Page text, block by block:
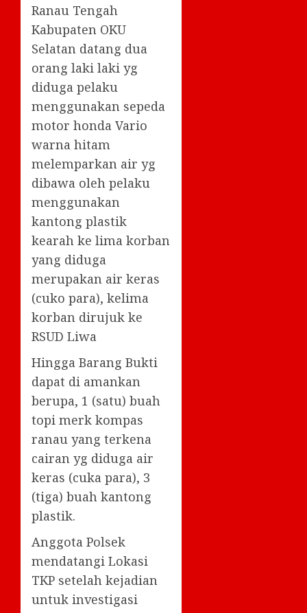
Ranau Tengah
Kabupaten OKU
Selatan datang dua
orang laki laki yg
diduga pelaku
menggunakan sepeda
motor honda Vario
warna hitam
melemparkan air yg
dibawa oleh pelaku
menggunakan
kantong plastik
kearah ke lima korban
yang diduga
merupakan air keras
(cuko para), kelima
korban dirujuk ke
RSUD Liwa
Hingga Barang Bukti
dapat di amankan
berupa, 1 (satu) buah
topi merk kompas
ranau yang terkena
cairan yg diduga air
keras (cuka para), 3
(tiga) buah kantong
plastik.
Anggota Polsek
mendatangi Lokasi
TKP setelah kejadian
untuk investigasi